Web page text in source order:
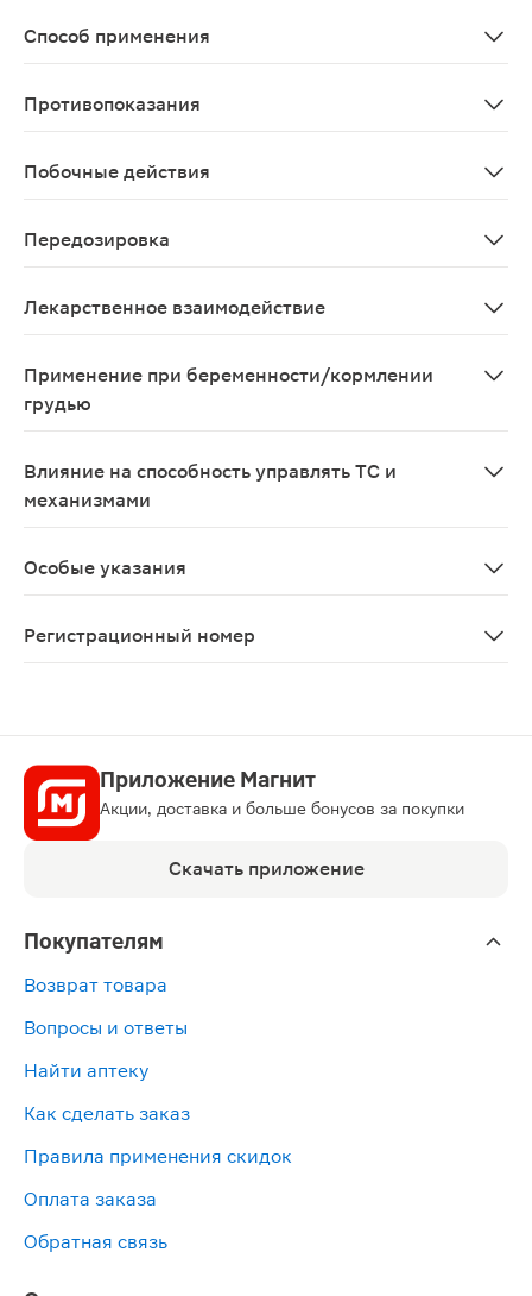
Способ применения
Противопоказания
Побочные действия
Передозировка
Лекарственное взаимодействие
Применение при беременности/кормлении
грудью
Влияние на способность управлять ТС и
механизмами
Особые указания
Регистрационный номер
Приложение Магнит
Акции, доставка и больше бонусов за покупки
Скачать приложение
Покупателям
Возврат товара
Вопросы и ответы
Найти аптеку
Как сделать заказ
Правила применения скидок
Оплата заказа
Обратная связь